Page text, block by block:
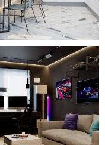
придает
уютную и